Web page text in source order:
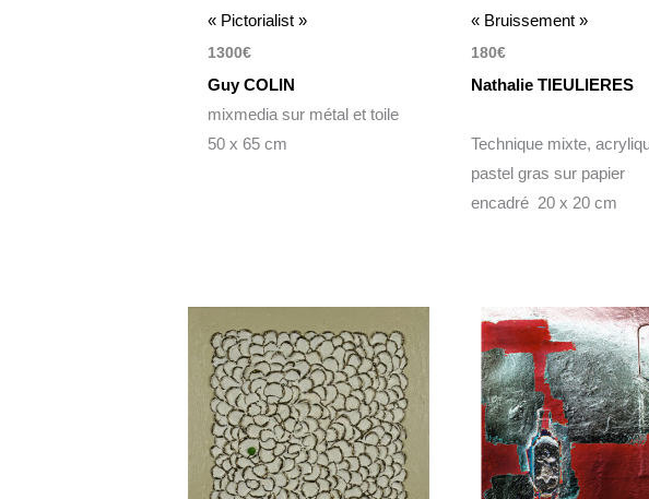
« Pictorialist »
1300€
Guy COLIN
mixmedia sur métal et toile
50 x 65 cm
« Bruissement »
180€
Nathalie TIEULIERES
Technique mixte,
pastel gras sur papier
encadré 20 x 20 cm